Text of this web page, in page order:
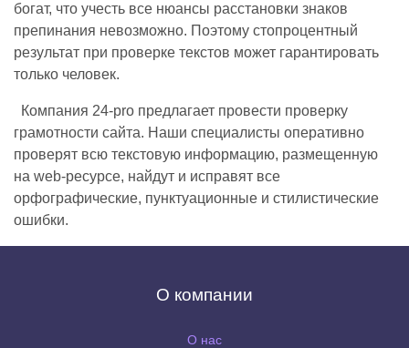
богат, что учесть все нюансы расстановки знаков
препинания невозможно. Поэтому стопроцентный
результат при проверке текстов может гарантировать
только человек.
Компания 24-pro предлагает провести проверку
грамотности сайта. Наши специалисты оперативно
проверят всю текстовую информацию, размещенную
на web-ресурсе, найдут и исправят все
орфографические, пунктуационные и стилистические
ошибки.
О компании
О нас